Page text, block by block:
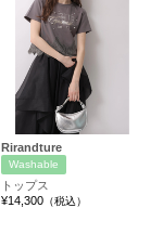
Rirandture
Washable
トップス
¥14,300 （税込）